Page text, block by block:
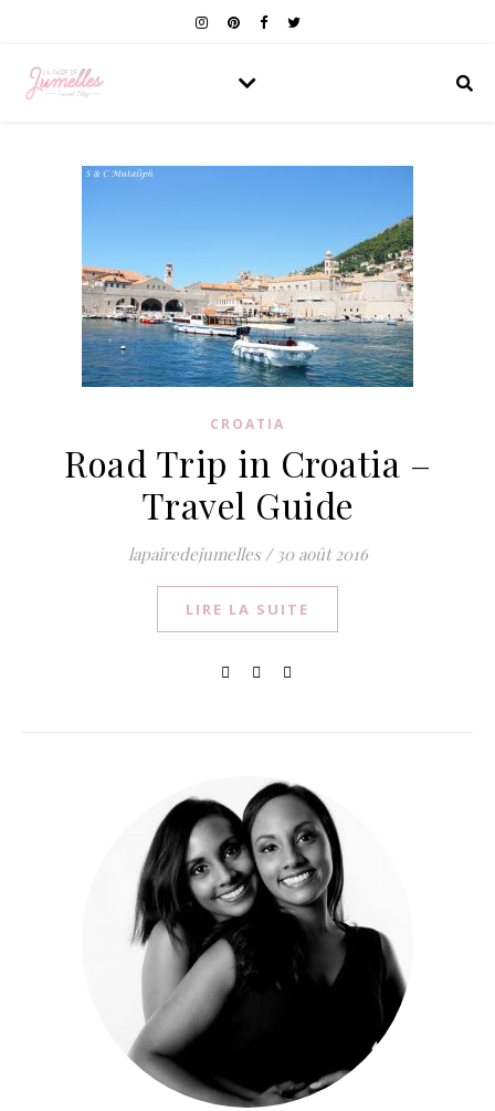
CROATIA
Road Trip in Croatia –
Travel Guide
lapairedejumelles / 30 août 2016
LIRE LA SUITE